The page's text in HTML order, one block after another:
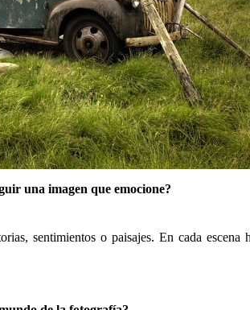
una imagen que emocione?
sentimientos o paisajes. En cada